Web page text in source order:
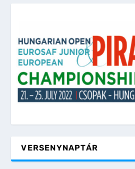
VERSENYNAPTÁR